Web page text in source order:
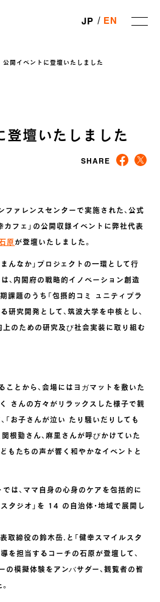
JP EN
公開イベントに登壇いたしました
登壇いたしました
SHARE
ァレンスセンターで実施された、公式
フェ」の公開収録イベントに弊社代表
原 が登壇いたしました。
んなか」プロジェクトの一環として行
、内閣府の戦略的イノベーション創造
課題のうち「包摂的コミ ュニティプラ
研究開発として、筑波大学を中核とし、
上のための研究及び社会実装に取り組む
ことから、会場にはヨガマットを敷いた
さんの方々がリラックスした様子で観
「お子さんが泣い たり騒いだりしても
関根勤さん、麻里さんが呼びかけていた
もたちの声が響く和やかなイベントと
は、ママ自身の心身のケアを包括的に
タジオ」を 14 の自治体・地域で展開し
取締役の鈴木岳.と「健幸スマイルスタ
を担当するコーチの石原が登壇して、
の模擬体験をアンバサダー、観覧者の皆